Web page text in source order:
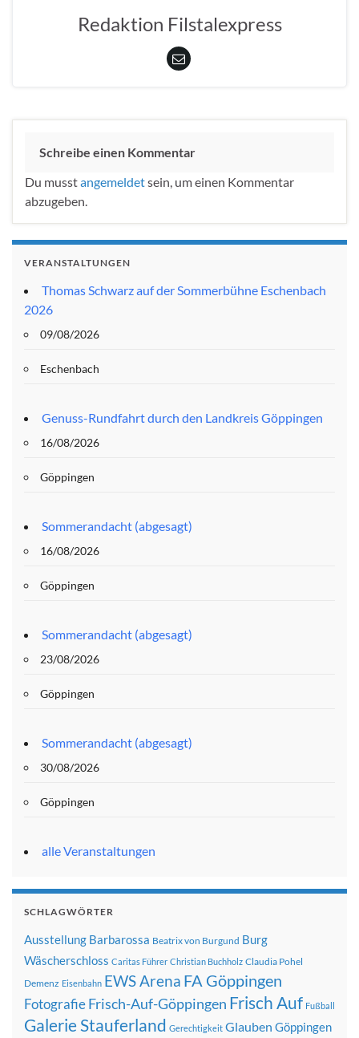
Redaktion Filstalexpress
Schreibe einen Kommentar
Du musstangemeldetsein, um einen Kommentar
abzugeben.
VERANSTALTUNGEN
Thomas Schwarz auf der Sommerbühne Eschenbach
2026
09/08/2026
Eschenbach
Genuss-Rundfahrt durch den Landkreis Göppingen
16/08/2026
Göppingen
Sommerandacht (abgesagt)
16/08/2026
Göppingen
Sommerandacht (abgesagt)
23/08/2026
Göppingen
Sommerandacht (abgesagt)
30/08/2026
Göppingen
alle Veranstaltungen
SCHLAGWÖRTER
Ausstellung Barbarossa Beatrix von Burgund Burg
Wäscherschloss Caritas Führer Christian Buchholz Claudia Pohel
Demenz Eisenbahn EWS Arena FA Göppingen
FotografieFrisch-Auf-Göppingen Frisch Auf Fußball
Galerie Stauferland Gerechtigkeit Glauben Göppingen